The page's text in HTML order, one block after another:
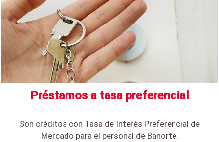
Préstamos a tasa preferencial
Son créditos con Tasa de Interés Preferencial de
Mercado para el personal de Banorte.